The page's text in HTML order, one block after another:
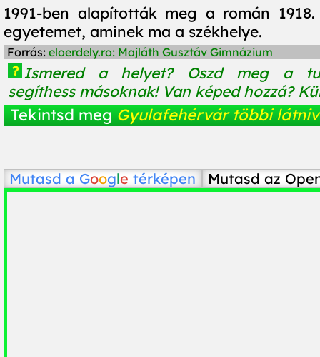
1991-ben alapították meg a román
egyetemet, aminek ma a székhelye.
Forrás: eloerdely.ro: Majláth Gusztáv Gimnázium
? Ismered a helyet? Oszd meg a
segíthess másoknak! Van képed hozzá?
Tekintsd meg Gyulafehérvár többi
Mutasd a Google térképen Mutasd az